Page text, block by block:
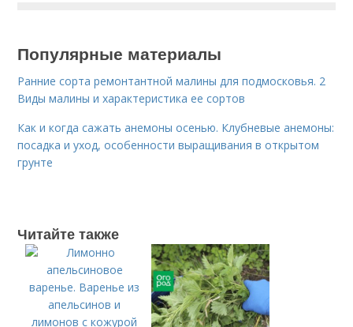
Популярные материалы
Ранние сорта ремонтантной малины для подмосковья. 2
Виды малины и характеристика ее сортов
Как и когда сажать анемоны осенью. Клубневые анемоны:
посадка и уход, особенности выращивания в открытом
грунте
Читайте также